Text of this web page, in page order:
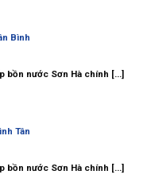
Bình
bồn nước Sơn Hà chính [...]
Tân
bồn nước Sơn Hà chính [...]